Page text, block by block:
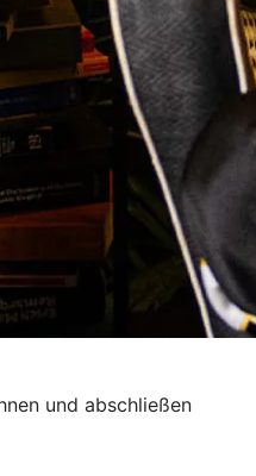
und abschließen